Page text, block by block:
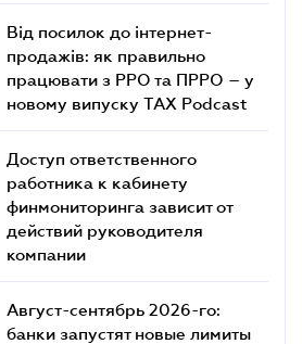
Від посилок до інтернет-
продажів: як правильно
працювати з РРО та ПРРО – у
новому випуску TAX Podcast
Доступ ответственного
работника к кабинету
финмониторинга зависит от
действий руководителя
компании
Август-сентябрь 2026-го:
банки запустят новые лимиты